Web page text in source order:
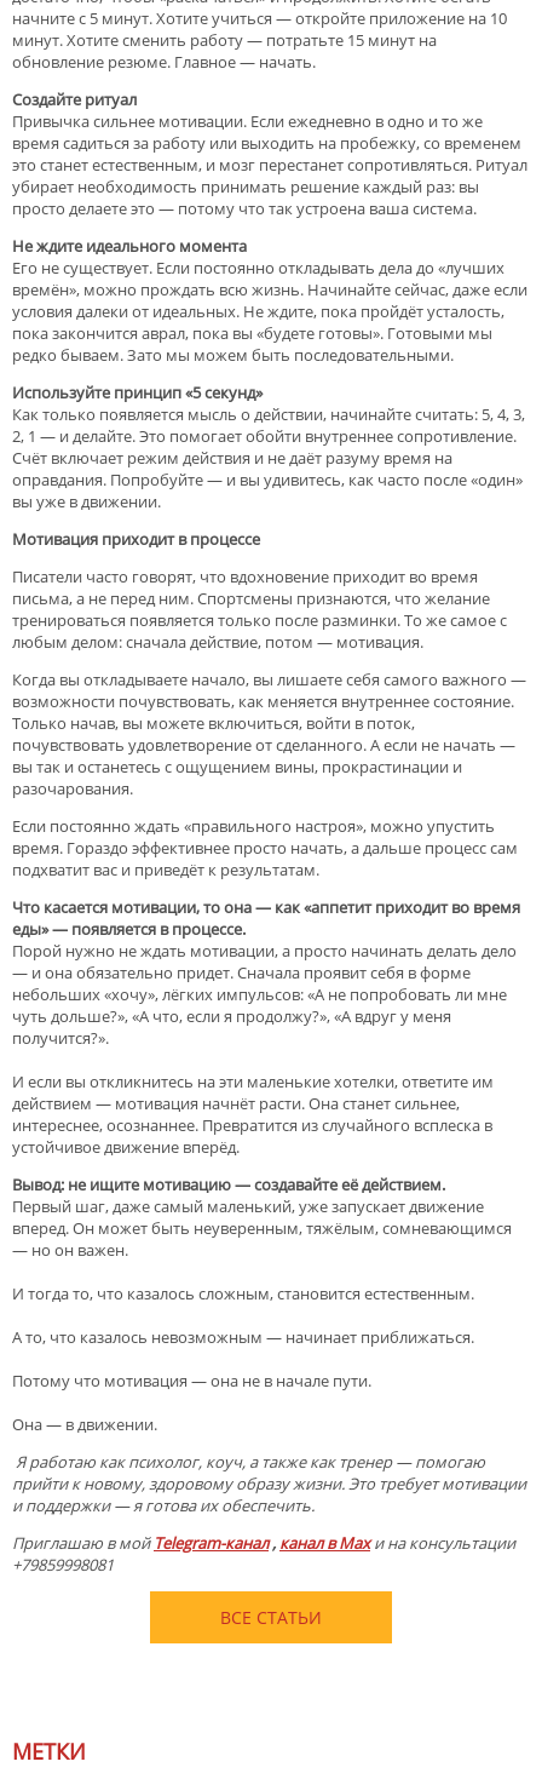
начните с 5 минут. Хотите учиться — откройте приложение на 10
минут. Хотите сменить работу — потратьте 15 минут на
обновление резюме. Главное — начать.
Создайте ритуал
Привычка сильнее мотивации. Если ежедневно в одно и то же
время садиться за работу или выходить на пробежку, со временем
это станет естественным, и мозг перестанет сопротивляться. Ритуал
убирает необходимость принимать решение каждый раз: вы
просто делаете это — потому что так устроена ваша система.
Не ждите идеального момента
Его не существует. Если постоянно откладывать дела до «лучших
времён», можно прождать всю жизнь. Начинайте сейчас, даже если
условия далеки от идеальных. Не ждите, пока пройдёт усталость,
пока закончится аврал, пока вы «будете готовы». Готовыми мы
редко бываем. Зато мы можем быть последовательными.
Используйте принцип «5 секунд»
Как только появляется мысль о действии, начинайте считать: 5, 4, 3,
2, 1 — и делайте. Это помогает обойти внутреннее сопротивление.
Счёт включает режим действия и не даёт разуму время на
оправдания. Попробуйте — и вы удивитесь, как часто после «один»
вы уже в движении.
Мотивация приходит в процессе
Писатели часто говорят, что вдохновение приходит во время
письма, а не перед ним. Спортсмены признаются, что желание
тренироваться появляется только после разминки. То же самое с
любым делом: сначала действие, потом — мотивация.
Когда вы откладываете начало, вы лишаете себя самого важного —
возможности почувствовать, как меняется внутреннее состояние.
Только начав, вы можете включиться, войти в поток,
почувствовать удовлетворение от сделанного. А если не начать —
вы так и останетесь с ощущением вины, прокрастинации и
разочарования.
Если постоянно ждать «правильного настроя», можно упустить
время. Гораздо эффективнее просто начать, а дальше процесс сам
подхватит вас и приведёт к результатам.
Что касается мотивации, то она — как «аппетит приходит во время
еды» — появляется в процессе.
Порой нужно не ждать мотивации, а просто начинать делать дело
— и она обязательно придет. Сначала проявит себя в форме
небольших «хочу», лёгких импульсов: «А не попробовать ли мне
чуть дольше?», «А что, если я продолжу?», «А вдруг у меня
получится?».
И если вы откликнитесь на эти маленькие хотелки, ответите им
действием — мотивация начнёт расти. Она станет сильнее,
интереснее, осознаннее. Превратится из случайного всплеска в
устойчивое движение вперёд.
Вывод: не ищите мотивацию — создавайте её действием.
Первый шаг, даже самый маленький, уже запускает движение
вперед. Он может быть неуверенным, тяжёлым, сомневающимся
— но он важен.
И тогда то, что казалось сложным, становится естественным.
А то, что казалось невозможным — начинает приближаться.
Потому что мотивация — она не в начале пути.
Она — в движении.
Я работаю как психолог, коуч, а также как тренер — помогаю
прийти к новому, здоровому образу жизни. Это требует мотивации
и поддержки — я готова их обеспечить.
Приглашаю в мой Telegram-канал, канал в Махи на консультации
+79859998081
ВСЕ СТАТЬИ
МЕТКИ